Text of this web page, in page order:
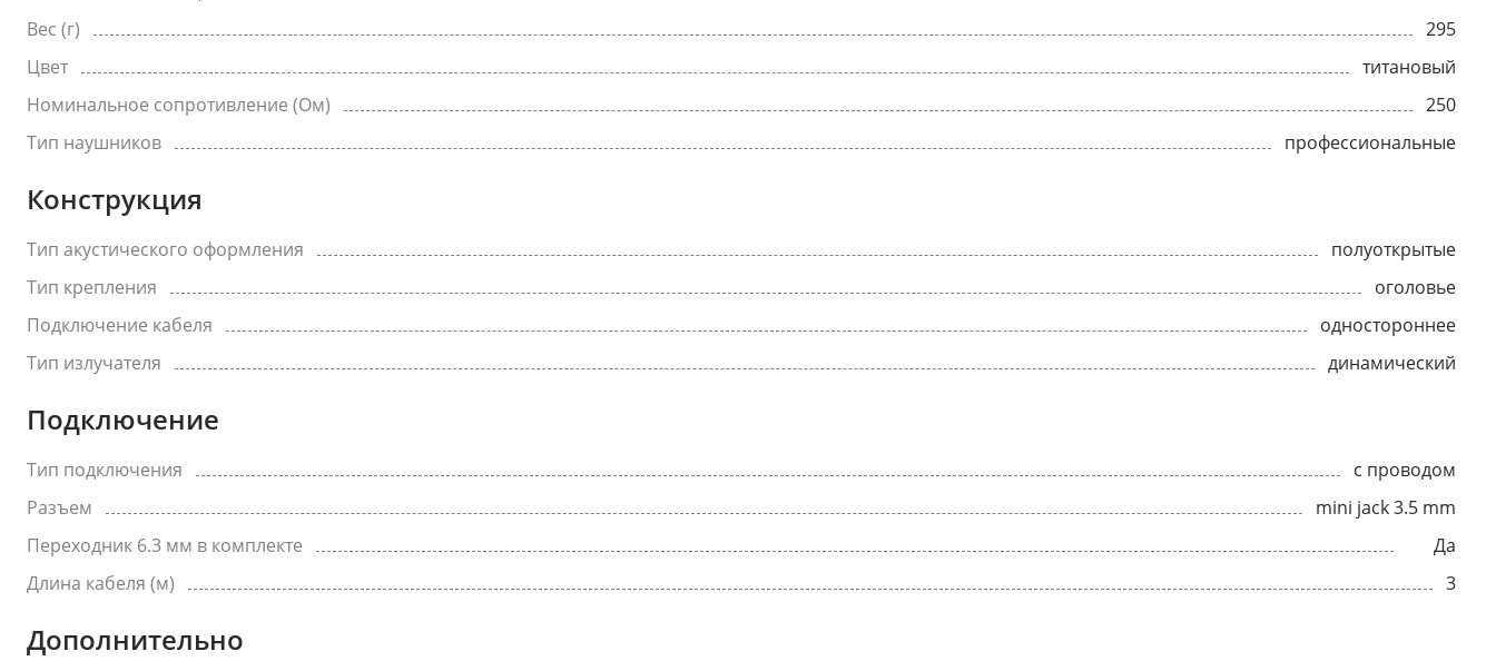
Вес (г)
295
Цвет
титановый
Номинальное сопротивление (Ом)
250
Тип наушников
профессиональные
Конструкция
Тип акустического оформления
полуоткрытые
Тип крепления
оголовье
Подключение кабеля
одностороннее
Тип излучателя
динамический
Подключение
Тип подключения
с проводом
Разъем
mini jack 3.5 mm
Переходник 6.3 мм в комплекте
Да
Длина кабеля (м)
3
Дополнительно